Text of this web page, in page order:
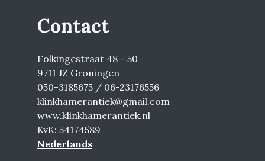
Contact
Folkingestraat 48 - 50
9711 JZ Groningen
050-3185675 / 06-23176556
klinkhamerantiek@gmail.com
www.klinkhamerantiek.nl
KvK: 54174589
Nederlands